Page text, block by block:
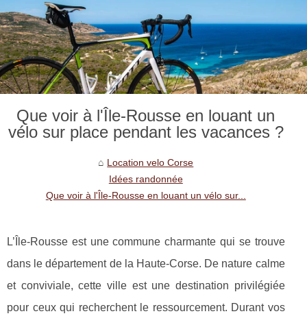
Que voir à l'Île-Rousse en louant un
vélo sur place pendant les vacances ?
Location velo Corse
Idées randonnée
Que voir à l'Île-Rousse en louant un vélo sur...
L’Île-Rousse est une commune charmante qui se trouve
dans le département de la Haute-Corse. De nature calme
et conviviale, cette ville est une destination privilégiée
pour ceux qui recherchent le ressourcement. Durant vos